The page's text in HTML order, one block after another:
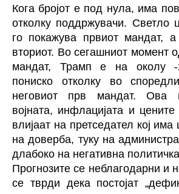
Кога бројот е под нула, има
отколку поддржувачи. Светло
го покажува првиот мандат, а
вториот. Во сегашниот момент
мандат, Трамп е на околу -
пониско отколку во
неговиот прв мандат. Ова
војната, инфлацијата и
влијаат на претседател кој
на доверба, туку на
длабоко на негативна
Прогнозите се неблагодарни и
се тврди дека постојат